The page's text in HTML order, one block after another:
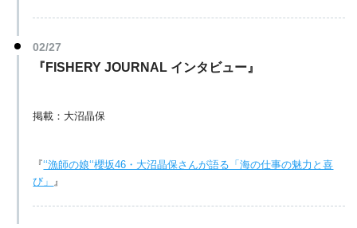
02/27
『FISHERY JOURNAL インタビュー』
掲載：大沼晶保
『‘‘漁師の娘‘‘櫻坂46・大沼晶保さんが語る「海の仕事の魅力と喜
び」
』